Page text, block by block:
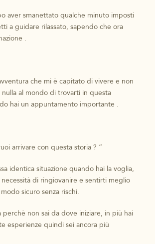
aver smanettato qualche minuto imposti
a guidare rilassato, sapendo che ora
.
che mi è capitato di vivere e non
al mondo di trovarti in questa
hai un appuntamento importante .
arrivare con questa storia ? ”
identica situazione quando hai la voglia,
di ringiovanire e sentirti meglio
sicuro senza rischi.
perchè non sai da dove iniziare, in più hai
esperienze quindi sei ancora più